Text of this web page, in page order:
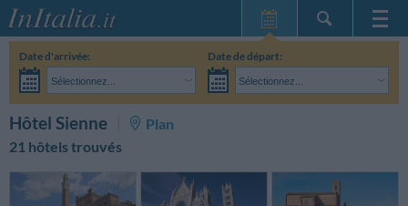
Page d'Accueil
Mes réservations
InItalia Club
Date d'arrivée:
Sélectionnez...
Date de départ:
Sélectionnez...
Hôtel Sienne
Plan
21 hôtels trouvés